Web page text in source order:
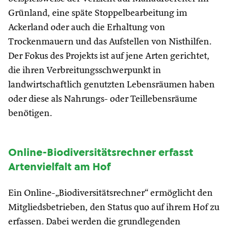
Grünland, eine späte Stoppelbearbeitung im
Ackerland oder auch die Erhaltung von
Trockenmauern und das Aufstellen von Nisthilfen.
Der Fokus des Projekts ist auf jene Arten gerichtet,
die ihren Verbreitungsschwerpunkt in
landwirtschaftlich genutzten Lebensräumen haben
oder diese als Nahrungs- oder Teillebensräume
benötigen.
Online-Biodiversitätsrechner erfasst
Artenvielfalt am Hof
Ein Online-„Biodiversitätsrechner“ ermöglicht den
Mitgliedsbetrieben, den Status quo auf ihrem Hof zu
erfassen. Dabei werden die grundlegenden